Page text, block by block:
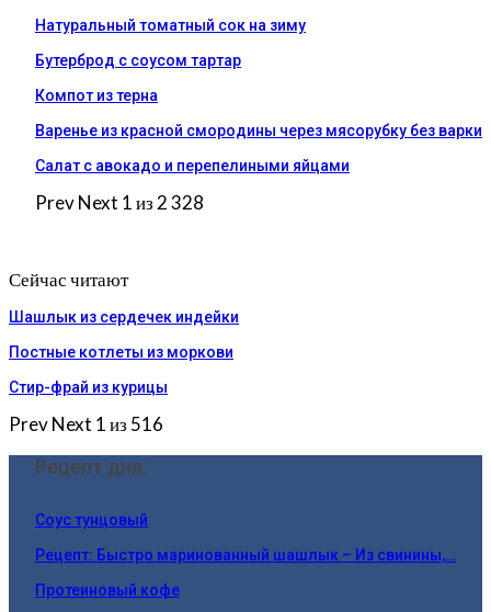
Натуральный томатный сок на зиму
Бутерброд с соусом тартар
Компот из терна
Варенье из красной смородины через мясорубку без варки
Салат с авокадо и перепелиными яйцами
PrevNext 1 из 2 328
Сейчас читают
Шашлык из сердечек индейки
Постные котлеты из моркови
Стир-фрай из курицы
PrevNext 1 из 516
Рецепт дня:
Соус тунцовый
Рецепт: Быстро маринованный шашлык – Из свинины,…
Протеиновый кофе